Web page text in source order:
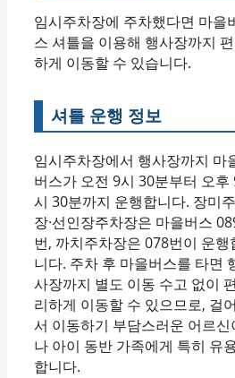
임시주차장에 주차했다면 마을
스 셔틀을 이용해 행사장까지
하게 이동할 수 있습니다.
셔틀 운행 정보
임시주차장에서 행사장까지 마
버스가 오전 9시 30분부터 오후
시 30분까지 운행합니다. 장미
장·선인장주차장은 마을버스
번, 까치주차장은 078번이 운행
니다. 주차 후 마을버스를 타면
사장까지 별도 이동 수고 없이 편
리하게 이동할 수 있으므로, 걸어
서 이동하기 부담스러운 어르신
나 아이 동반 가족에게 특히 유
합니다.